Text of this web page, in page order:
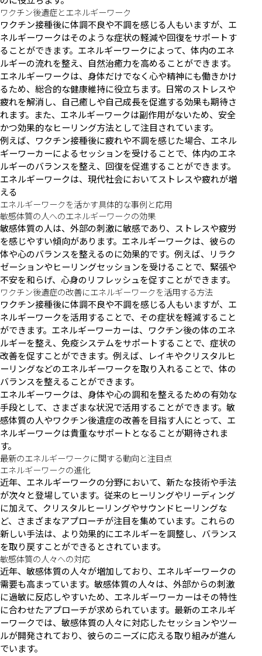
ワクチン後遺症とエネルギーワーク
ワクチン接種後に体調不良や不調を感じる人もいますが、エ
ネルギーワークはそのような症状の軽減や回復をサポートす
ることができます。エネルギーワークによって、体内のエネ
ルギーの流れを整え、自然治癒力を高めることができます。
エネルギーワークは、身体だけでなく心や精神にも働きかけ
るため、総合的な健康維持に役立ちます。日常のストレスや
疲れを解消し、自己癒しや自己成長を促進する効果も期待さ
れます。また、エネルギーワークは副作用がないため、安全
かつ効果的なヒーリング方法として注目されています。
例えば、ワクチン接種後に疲れや不調を感じた場合、エネル
ギーワーカーによるセッションを受けることで、体内のエネ
ルギーのバランスを整え、回復を促進することができます。
エネルギーワークは、現代社会においてストレスや疲れが増
える
エネルギーワークを活かす具体的な事例と応用
敏感体質の人へのエネルギーワークの効果
敏感体質の人は、外部の刺激に敏感であり、ストレスや疲労
を感じやすい傾向があります。エネルギーワークは、彼らの
体や心のバランスを整えるのに効果的です。例えば、リラク
ゼーションやヒーリングセッションを受けることで、緊張や
不安を和らげ、心身のリフレッシュを促すことができます。
ワクチン後遺症の改善にエネルギーワークを活用する方法
ワクチン接種後に体調不良や不調を感じる人もいますが、エ
ネルギーワークを活用することで、その症状を軽減すること
ができます。エネルギーワーカーは、ワクチン後の体のエネ
ルギーを整え、免疫システムをサポートすることで、症状の
改善を促すことができます。例えば、レイキやクリスタルヒ
ーリングなどのエネルギーワークを取り入れることで、体の
バランスを整えることができます。
エネルギーワークは、身体や心の調和を整えるための有効な
手段として、さまざまな状況で活用することができます。敏
感体質の人やワクチン後遺症の改善を目指す人にとって、エ
ネルギーワークは貴重なサポートとなることが期待されま
す。
最新のエネルギーワークに関する動向と注目点
エネルギーワークの進化
近年、エネルギーワークの分野において、新たな技術や手法
が次々と登場しています。従来のヒーリングやリーディング
に加えて、クリスタルヒーリングやサウンドヒーリングな
ど、さまざまなアプローチが注目を集めています。これらの
新しい手法は、より効果的にエネルギーを調整し、バランス
を取り戻すことができるとされています。
敏感体質の人々への対応
近年、敏感体質の人々が増加しており、エネルギーワークの
需要も高まっています。敏感体質の人々は、外部からの刺激
に過敏に反応しやすいため、エネルギーワーカーはその特性
に合わせたアプローチが求められています。最新のエネルギ
ーワークでは、敏感体質の人々に対応したセッションやツー
ルが開発されており、彼らのニーズに応える取り組みが進ん
でいます。